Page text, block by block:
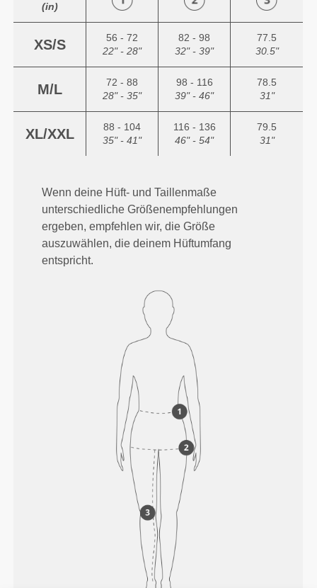
(in)
XS/S
56 - 72
22" - 28"
82 - 98
32" - 39"
77.5
30.5"
M/L
72 - 88
28" - 35"
98 - 116
39" - 46"
78.5
31"
XL/XXL
88 - 104
35" - 41"
116 - 136
46" - 54"
79.5
31"
Wenn deine Hüft- und Taillenmaße
unterschiedliche Größenempfehlungen
ergeben, empfehlen wir, die Größe
auszuwählen, die deinem Hüftumfang
entspricht.